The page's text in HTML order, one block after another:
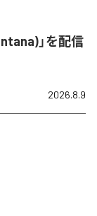
」を配信
2026.8.9